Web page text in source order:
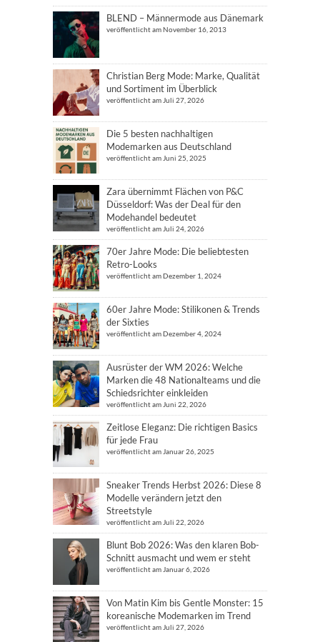
BLEND – Männermode aus Dänemark
veröffentlicht am November 16, 2013
Christian Berg Mode: Marke, Qualität
und Sortiment im Überblick
veröffentlicht am Juli 27, 2026
Die 5 besten nachhaltigen
Modemarken aus Deutschland
veröffentlicht am Juni 25, 2025
Zara übernimmt Flächen von P&C
Düsseldorf: Was der Deal für den
Modehandel bedeutet
veröffentlicht am Juli 24, 2026
70er Jahre Mode: Die beliebtesten
Retro-Looks
veröffentlicht am Dezember 1, 2024
60er Jahre Mode: Stilikonen & Trends
der Sixties
veröffentlicht am Dezember 4, 2024
Ausrüster der WM 2026: Welche
Marken die 48 Nationalteams und die
Schiedsrichter einkleiden
veröffentlicht am Juni 22, 2026
Zeitlose Eleganz: Die richtigen Basics
für jede Frau
veröffentlicht am Januar 26, 2025
Sneaker Trends Herbst 2026: Diese 8
Modelle verändern jetzt den
Streetstyle
veröffentlicht am Juli 22, 2026
Blunt Bob 2026: Was den klaren Bob-
Schnitt ausmacht und wem er steht
veröffentlicht am Januar 6, 2026
Von Matin Kim bis Gentle Monster: 15
koreanische Modemarken im Trend
veröffentlicht am Juli 27, 2026